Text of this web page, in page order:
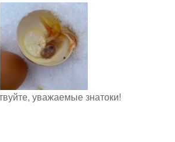
уважаемые знатоки!